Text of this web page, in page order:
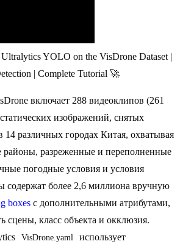
YOLO on the VisDrone Dataset |
| Complete Tutorial 🚀
включает 288 видеоклипов (261
изображений, снятых
14 различных городах Китая, охватывая
районы, разреженные и переполненные
погодные условия и условия
содержат более 2,6 миллиона вручную
boxes с дополнительными атрибутами,
сцены, класс объекта и окклюзия.
VisDrone.yaml
использует